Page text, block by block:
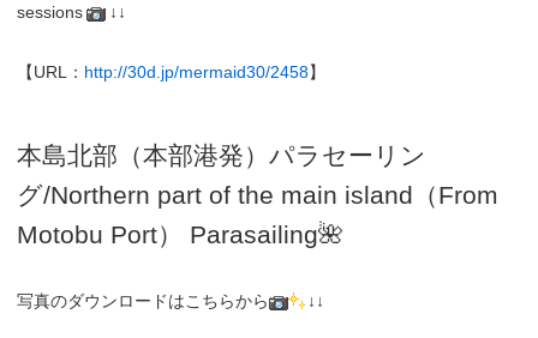
sessions
↓↓
【URL： http://30d.jp/mermaid30/2458】
本島北部（本部港発）パラセーリン
グ/Northern part of the main island（From
Motobu Port）
Parasailing🌺
写真のダウンロードはこちらから ↓↓